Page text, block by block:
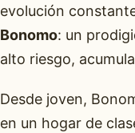
evolución
Bonomo: un
alto riesgo,
Desde joven,
en un hogar de